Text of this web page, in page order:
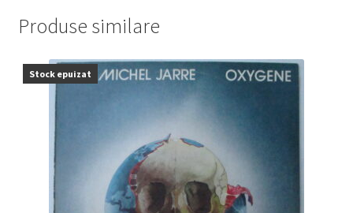
Produse similare
Stock epuizat